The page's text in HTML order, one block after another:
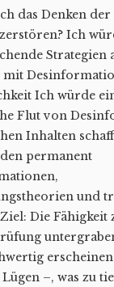
das Denken der
Ich
Strategien
mit
Ich würde
Flut von
Inhalten
permanent
und
Die Fähigkeit
erscheinen
–, was zu